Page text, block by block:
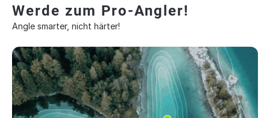
Werde zum Pro-Angler!
Angle smarter, nicht härter!